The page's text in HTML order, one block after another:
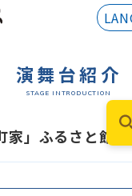
演舞台紹介
STAGE INTRODUCTION
家」ふるさと館